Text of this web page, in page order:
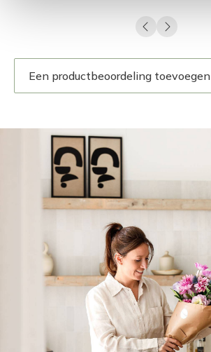
Een productbeoordeling toevoegen